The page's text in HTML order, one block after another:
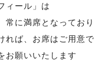
ィール」は
常に満席となってお
れば、お席はご用意
お願いいたします